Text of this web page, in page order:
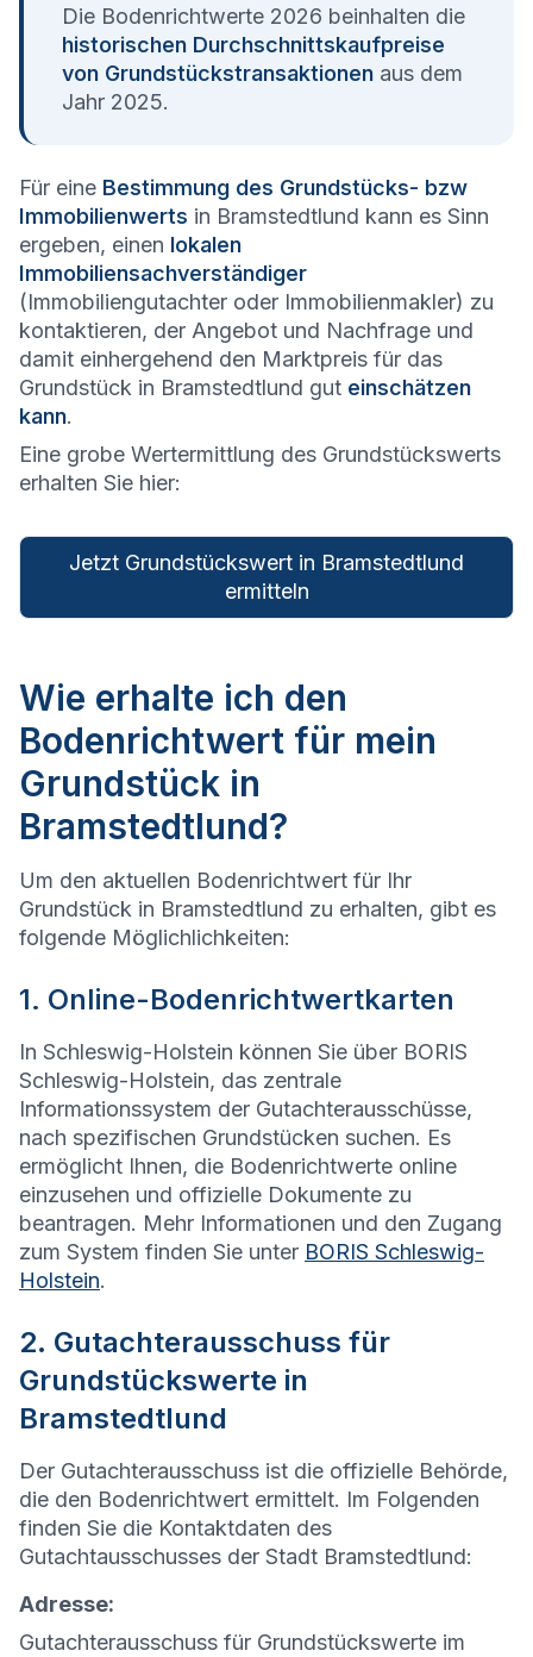
Die Bodenrichtwerte 2026 beinhalten die
historischen Durchschnittskaufpreise
von Grundstückstransaktionen aus dem
Jahr 2025.
Für eine Bestimmung des Grundstücks- bzw
Immobilienwerts in Bramstedtlund kann es Sinn
ergeben, einen lokalen
Immobiliensachverständiger
(Immobiliengutachter oder Immobilienmakler) zu
kontaktieren, der Angebot und Nachfrage und
damit einhergehend den Marktpreis für das
Grundstück in Bramstedtlund gut einschätzen
kann.
Eine grobe Wertermittlung des Grundstückswerts
erhalten Sie hier:
Jetzt Grundstückswert in Bramstedtlund
ermitteln
Wie erhalte ich den
Bodenrichtwert für mein
Grundstück in
Bramstedtlund?
Um den aktuellen Bodenrichtwert für Ihr
Grundstück in Bramstedtlund zu erhalten, gibt es
folgende Möglichlichkeiten:
1. Online-Bodenrichtwertkarten
In Schleswig-Holstein können Sie über BORIS
Schleswig-Holstein, das zentrale
Informationssystem der Gutachterausschüsse,
nach spezifischen Grundstücken suchen. Es
ermöglicht Ihnen, die Bodenrichtwerte online
einzusehen und offizielle Dokumente zu
beantragen. Mehr Informationen und den Zugang
zum System finden Sie unter BORIS Schleswig-
Holstein.
2. Gutachterausschuss für
Grundstückswerte in
Bramstedtlund
Der Gutachterausschuss ist die offizielle Behörde,
die den Bodenrichtwert ermittelt. Im Folgenden
finden Sie die Kontaktdaten des
Gutachtausschusses der Stadt Bramstedtlund:
Adresse:
Gutachterausschuss für Grundstückswerte im